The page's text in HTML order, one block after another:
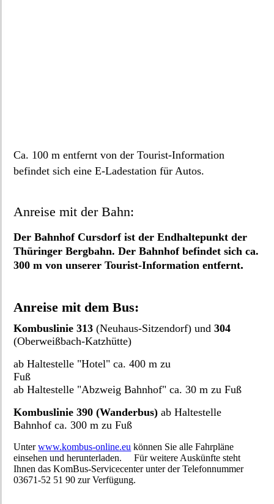
Ca. 100 m entfernt von der Tourist-Information
befindet sich eine E-Ladestation für Autos.
Anreise mit der Bahn:
Der Bahnhof Cursdorf ist der Endhaltepunkt der
Thüringer Bergbahn. Der Bahnhof befindet sich ca.
300 m von unserer Tourist-Information entfernt.
Anreise mit dem Bus:
Kombuslinie 313 (Neuhaus-Sitzendorf) und 304
(Oberweißbach-Katzhütte)
ab Haltestelle "Hotel" ca. 400 m zu
Fuß
ab Haltestelle "Abzweig Bahnhof" ca. 30 m zu Fuß
Kombuslinie 390 (Wanderbus)ab Haltestelle
Bahnhof ca. 300 m zu Fuß
Unterwww.kombus-online.eu können Sie alle Fahrpläne
einsehen und herunterladen. Für weitere Auskünfte steht
Ihnen das KomBus-Servicecenter unter der Telefonnummer
03671-52 51 90 zur Verfügung.